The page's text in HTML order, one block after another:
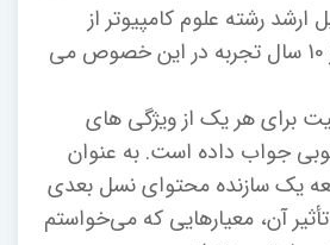
ارشد رشته علوم کامپیوتر از
دانشگاه لووا با بیش از 10 سال تجربه در این خصوص می
برای هر یک از ویژگی های
جواب داده است. به عنوان
یک سازنده محتوای نسل بعدی
آن، معیارهایی که می‌خواستم